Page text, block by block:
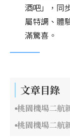
酒吧」，同
屬特調、體
滿驚喜。
文章目錄
桃園機場二
桃園機場二航